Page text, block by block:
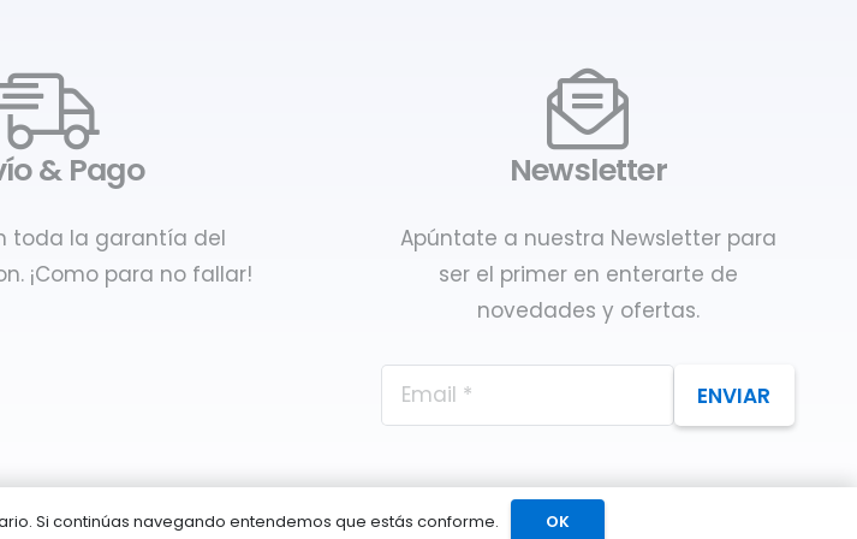
& Pago
toda la garantía del
¡Como para no fallar!
Newsletter
Apúntate a nuestra Newsletter para
ser el primer en enterarte de
novedades y ofertas.
ENVIAR
Si continúas navegando entendemos que estás conforme. OK